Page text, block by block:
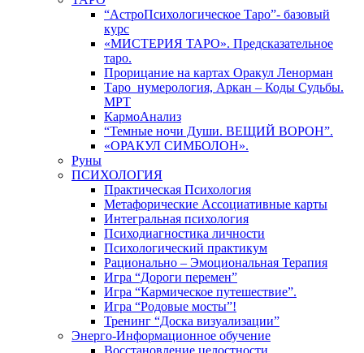
“АстроПсихологическое Таро”- базовый
курс
«МИСТЕРИЯ ТАРО». Предсказательное
таро.
Прорицание на картах Оракул Ленорман
Таро_нумерология, Аркан – Коды Судьбы.
МРТ
КармоАнализ
“Темные ночи Души. ВЕЩИЙ ВОРОН”.
«ОРАКУЛ СИМБОЛОН».
Руны
ПСИХОЛОГИЯ
Практическая Психология
Метафорические Ассоциативные карты
Интегральная психология
Психодиагностика личности
Психологический практикум
Рационально – Эмоциональная Терапия
Игра “Дороги перемен”
Игра “Кармическое путешествие”.
Игра “Родовые мосты”!
Тренинг “Доска визуализации”
Энерго-Информационное обучение
Восстановление целостности